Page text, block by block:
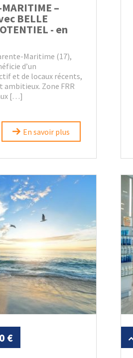
–
BELLE
- en
Maritime (17),
d’un
et de locaux récents,
ambitieux. Zone FRR
[…]
En savoir plus
€